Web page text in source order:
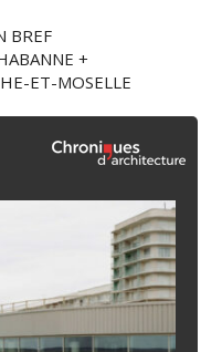
BREF
+
ET-MOSELLE